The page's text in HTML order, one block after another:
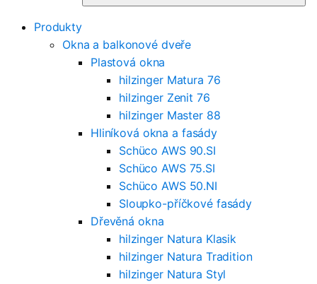
Produkty
Okna a balkonové dveře
Plastová okna
hilzinger Matura 76
hilzinger Zenit 76
hilzinger Master 88
Hliníková okna a fasády
Schüco AWS 90.SI
Schüco AWS 75.SI
Schüco AWS 50.NI
Sloupko-příčkové fasády
Dřevěná okna
hilzinger Natura Klasik
hilzinger Natura Tradition
hilzinger Natura Styl